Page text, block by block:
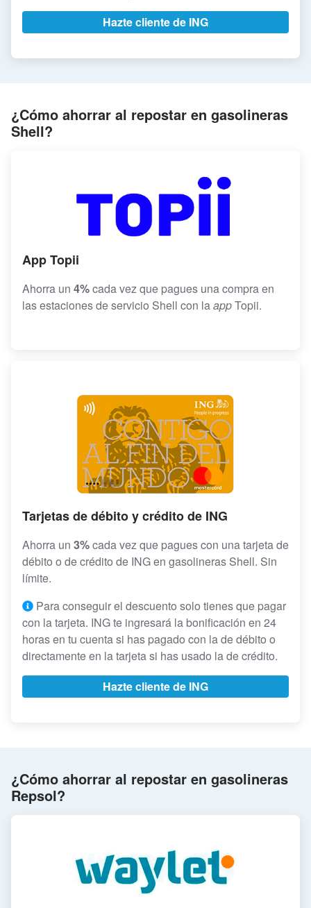
Hazte cliente de ING
¿Cómo ahorrar al repostar en gasolineras
Shell?
App Topii
Ahorra un 4%cada vez que pagues una compra en
las estaciones de servicio Shell con laappTopii.
Tarjetas de débito y crédito de ING
Ahorra un 3%cada vez que pagues con una tarjeta de
débito o de crédito de ING en gasolineras Shell. Sin
límite.
Para conseguir el descuento solo tienes que pagar
con la tarjeta. ING te ingresará la bonificación en 24
horas en tu cuenta si has pagado con la de débito o
directamente en la tarjeta si has usado la de crédito.
Hazte cliente de ING
¿Cómo ahorrar al repostar en gasolineras
Repsol?